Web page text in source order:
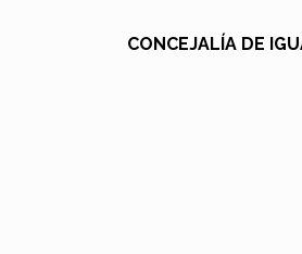
CONCEJALÍA DE